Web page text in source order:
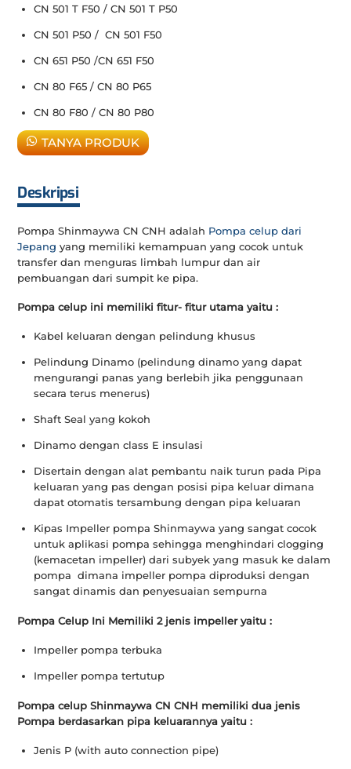
CN 501 T F50 / CN 501 T P50
CN 501 P50 / CN 501 F50
CN 651 P50 /CN 651 F50
CN 80 F65 / CN 80 P65
CN 80 F80 / CN 80 P80
TANYA PRODUK
Deskripsi
Pompa Shinmaywa CN CNH adalah Pompa celup dari
Jepang yang memiliki kemampuan yang cocok untuk
transfer dan menguras limbah lumpur dan air
pembuangan dari sumpit ke pipa.
Pompa celup ini memiliki fitur- fitur utama yaitu :
Kabel keluaran dengan pelindung khusus
Pelindung Dinamo (pelindung dinamo yang dapat
mengurangi panas yang berlebih jika penggunaan
secara terus menerus)
Shaft Seal yang kokoh
Dinamo dengan class E insulasi
Disertain dengan alat pembantu naik turun pada Pipa
keluaran yang pas dengan posisi pipa keluar dimana
dapat otomatis tersambung dengan pipa keluaran
Kipas Impeller pompa Shinmaywa yang sangat cocok
untuk aplikasi pompa sehingga menghindari clogging
(kemacetan impeller) dari subyek yang masuk ke dalam
pompa dimana impeller pompa diproduksi dengan
sangat dinamis dan penyesuaian sempurna
Pompa Celup Ini Memiliki 2 jenis impeller yaitu :
Impeller pompa terbuka
Impeller pompa tertutup
Pompa celup Shinmaywa CN CNH memiliki dua jenis
Pompa berdasarkan pipa keluarannya yaitu :
Jenis P (with auto connection pipe)